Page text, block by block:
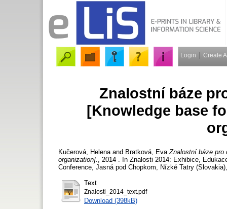
Login Create
Znalostní báze
[Knowledge base
Kučerová, Helena and Bratková, Eva Znalostní báze pro
organization].
, 2014 . In Znalosti 2014: Exhibice,
Conference, Jasná pod Chopkom, Nízké Tatry
Text
Znalosti_2014_text.pdf
Download (398kB)